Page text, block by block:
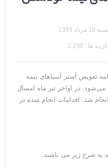
شنبه 18 مرداد 1399
بازدید ها : 2,230
تعویض آستر آسیاهای نیمه
در اواخر تیر ماه امسال
انجام شد. اقدامات انجام شده در
به شرح زیر می باشند: